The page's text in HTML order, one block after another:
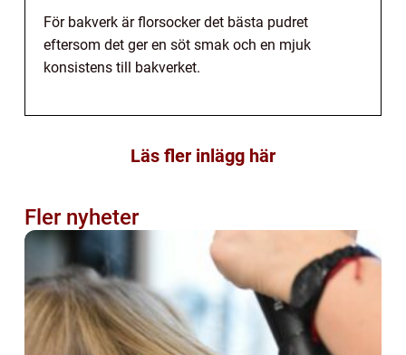
För bakverk är florsocker det bästa pudret
eftersom det ger en söt smak och en mjuk
konsistens till bakverket.
Läs fler inlägg här
Fler nyheter